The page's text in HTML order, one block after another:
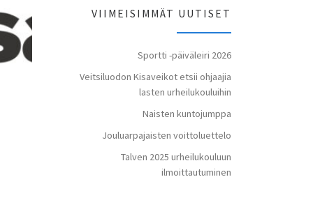
VIIMEISIMMÄT UUTISET
Sportti -päiväleiri 2026
Veitsiluodon Kisaveikot etsii ohjaajia
lasten urheilukouluihin
Naisten kuntojumppa
Jouluarpajaisten voittoluettelo
Talven 2025 urheilukouluun
ilmoittautuminen